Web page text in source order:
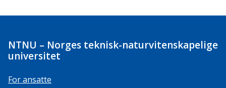
NTNU – Norges teknisk-naturvitenskapelige
universitet
For ansatte